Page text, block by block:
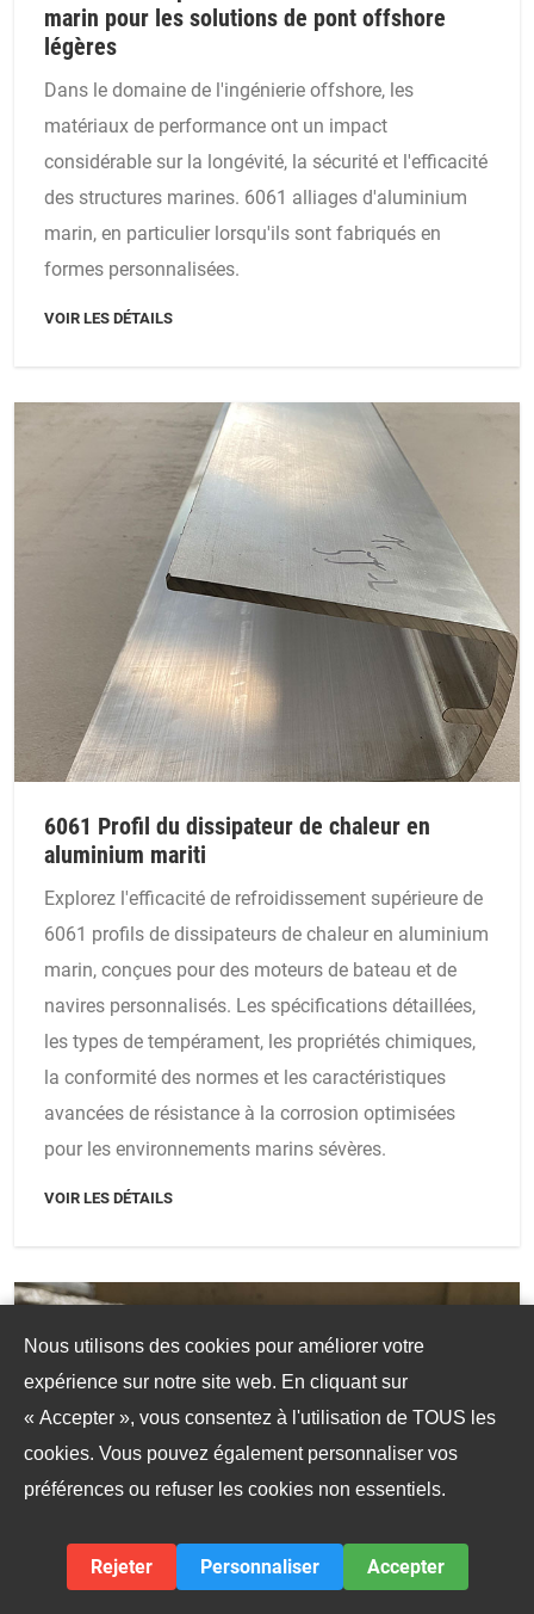
marin pour les solutions de pont offshore
légères
Dans le domaine de l'ingénierie offshore, les
matériaux de performance ont un impact
considérable sur la longévité, la sécurité et l'efficacité
des structures marines. 6061 alliages d'aluminium
marin, en particulier lorsqu'ils sont fabriqués en
formes personnalisées.
VOIR LES DÉTAILS
6061 Profil du dissipateur de chaleur en
aluminium mariti
Explorez l'efficacité de refroidissement supérieure de
6061 profils de dissipateurs de chaleur en aluminium
marin, conçues pour des moteurs de bateau et de
navires personnalisés. Les spécifications détaillées,
les types de tempérament, les propriétés chimiques,
la conformité des normes et les caractéristiques
avancées de résistance à la corrosion optimisées
pour les environnements marins sévères.
VOIR LES DÉTAILS
Nous utilisons des cookies pour améliorer votre
expérience sur notre site web. En cliquant sur
« Accepter », vous consentez à l'utilisation de TOUS les
cookies. Vous pouvez également personnaliser vos
préférences ou refuser les cookies non essentiels.
Rejeter Personnaliser Accepter